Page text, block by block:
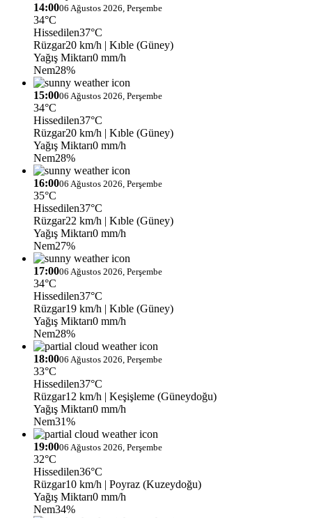
14:0006 Ağustos 2026, Perşembe
34°C
Hissedilen37°C
Rüzgar20 km/h | Kıble (Güney)
Yağış Miktarı0 mm/h
Nem28%
15:0006 Ağustos 2026, Perşembe
34°C
Hissedilen37°C
Rüzgar20 km/h | Kıble (Güney)
Yağış Miktarı0 mm/h
Nem28%
16:0006 Ağustos 2026, Perşembe
35°C
Hissedilen37°C
Rüzgar22 km/h | Kıble (Güney)
Yağış Miktarı0 mm/h
Nem27%
17:0006 Ağustos 2026, Perşembe
34°C
Hissedilen37°C
Rüzgar19 km/h | Kıble (Güney)
Yağış Miktarı0 mm/h
Nem28%
18:0006 Ağustos 2026, Perşembe
33°C
Hissedilen37°C
Rüzgar12 km/h | Keşişleme (Güneydoğu)
Yağış Miktarı0 mm/h
Nem31%
19:0006 Ağustos 2026, Perşembe
32°C
Hissedilen36°C
Rüzgar10 km/h | Poyraz (Kuzeydoğu)
Yağış Miktarı0 mm/h
Nem34%